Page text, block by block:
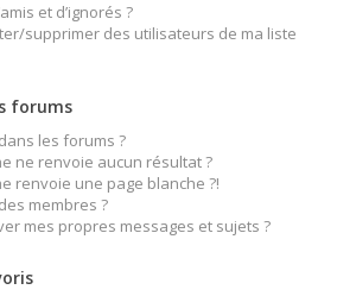
et d’ignorés ?
supprimer des utilisateurs de ma liste
forums
les forums ?
ne renvoie aucun résultat ?
renvoie une page blanche ?!
membres ?
mes propres messages et sujets ?